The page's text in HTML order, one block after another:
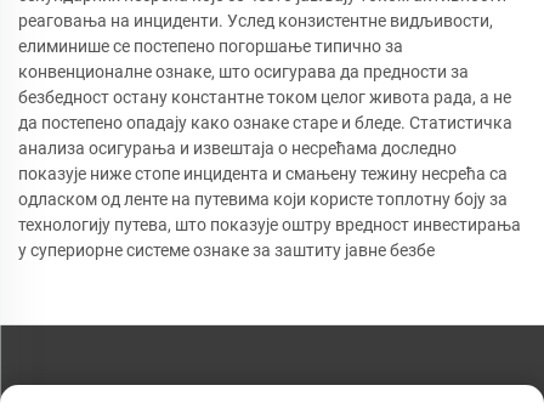
реаговања на инциденти. Услед конзистентне видљивости,
елиминише се постепено погоршање типично за
конвенционалне ознаке, што осигурава да предности за
безбедност остану константне током целог живота рада, а не
да постепено опадају како ознаке старе и бледе. Статистичка
анализа осигурања и извештаја о несрећама доследно
показује ниже стопе инцидента и смањену тежину несрећа са
одласком од ленте на путевима који користе топлотну боју за
технологију путева, што показује оштру вредност инвестирања
у супериорне системе ознаке за заштиту јавне безбе